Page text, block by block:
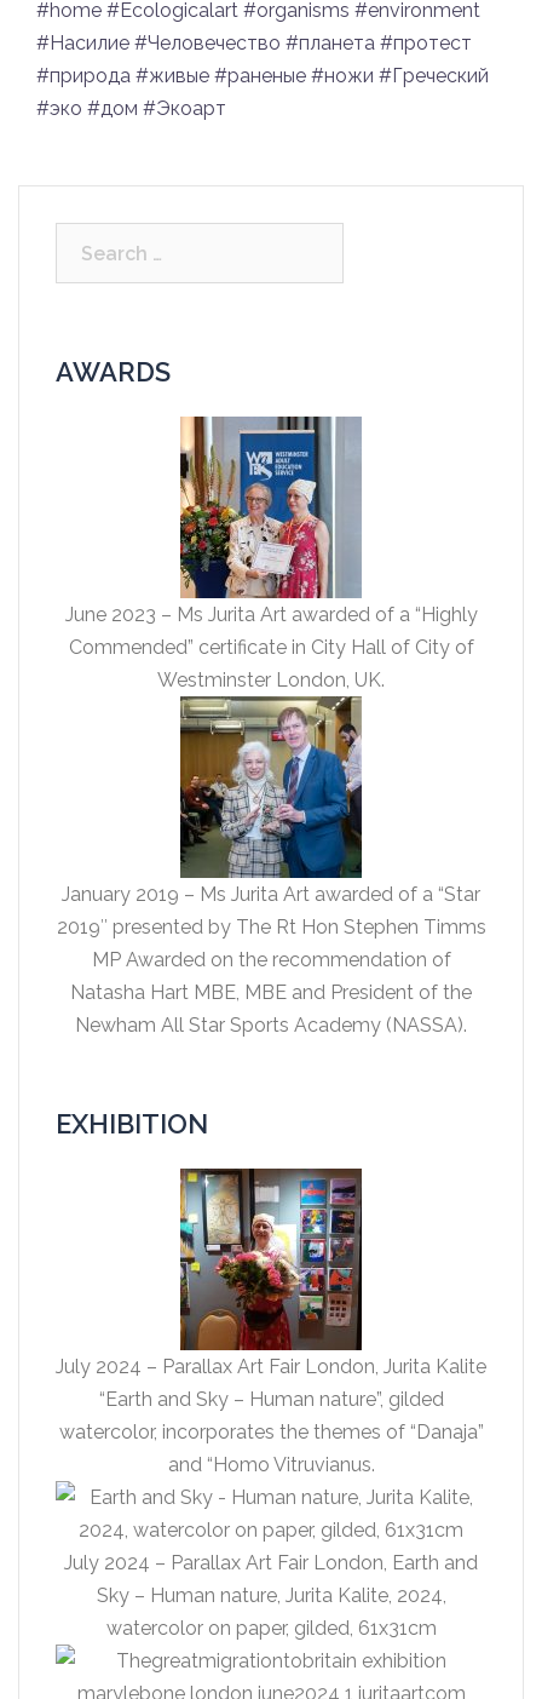
#home #Ecologicalart #organisms #environment
#Насилие #Человечество #планета #протест
#природа #живые #раненые #ножи #Греческий
#эко #дом #Экоарт
AWARDS
June 2023 – Ms Jurita Art awarded of a “Highly
Commended” certificate in City Hall of City of
Westminster London, UK.
January 2019 – Ms Jurita Art awarded of a “Star
2019″ presented by The Rt Hon Stephen Timms
MP Awarded on the recommendation of
Natasha Hart MBE, MBE and President of the
Newham All Star Sports Academy (NASSA).
EXHIBITION
July 2024 – Parallax Art Fair London, Jurita Kalite
“Earth and Sky – Human nature”, gilded
watercolor, incorporates the themes of “Danaja”
and “Homo Vitruvianus.
July 2024 – Parallax Art Fair London, Earth and
Sky – Human nature, Jurita Kalite, 2024,
watercolor on paper, gilded, 61x31cm